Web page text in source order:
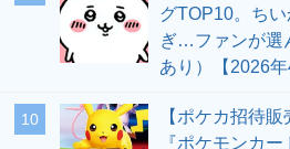
グTOP10。ち
ぎ…ファンが選
あり）【2026年
10
【ポケカ招待
『ポケモンカ